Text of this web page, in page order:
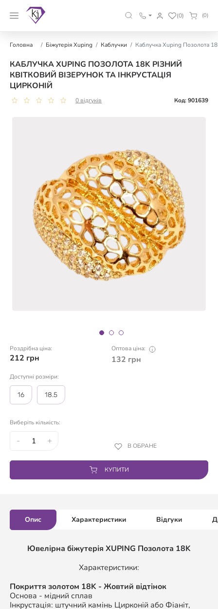
(0) (0)
Головна Біжутерія Xuping Каблучки Каблучка Xuping Позолота
КАБЛУЧКА XUPING ПОЗОЛОТА 18K РІЗНИЙ
КВІТКОВИЙ ВІЗЕРУНОК ТА ІНКРУСТАЦІЯ
ЦИРКОНІЙ
0 відгуків Код: 901639
Роздрібна ціна:
212 грн
Оптова ціна:
132 грн
Доступні розміри:
16 18.5
Виберіть кількість:
- + В ОБРАНЕ
КУПИТИ
Опис Характеристики Відгуки
Ювелірна біжутерія XUPING Позолота 18K
Характеристики:
Покриття золотом 18K - Жовтий відтінок
Основа - мідний сплав
Інкрустація: штучний камінь Цирконій або Фіаніт,